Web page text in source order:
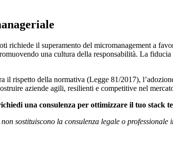
richiede il superamento del micromanagement a
una cultura della responsabilità. La
rispetto della normativa (Legge 81/2017),
aziende agili, resilienti e competitive nel
una consulenza per ottimizzare il tuo stack
sostituiscono la consulenza legale o professionale